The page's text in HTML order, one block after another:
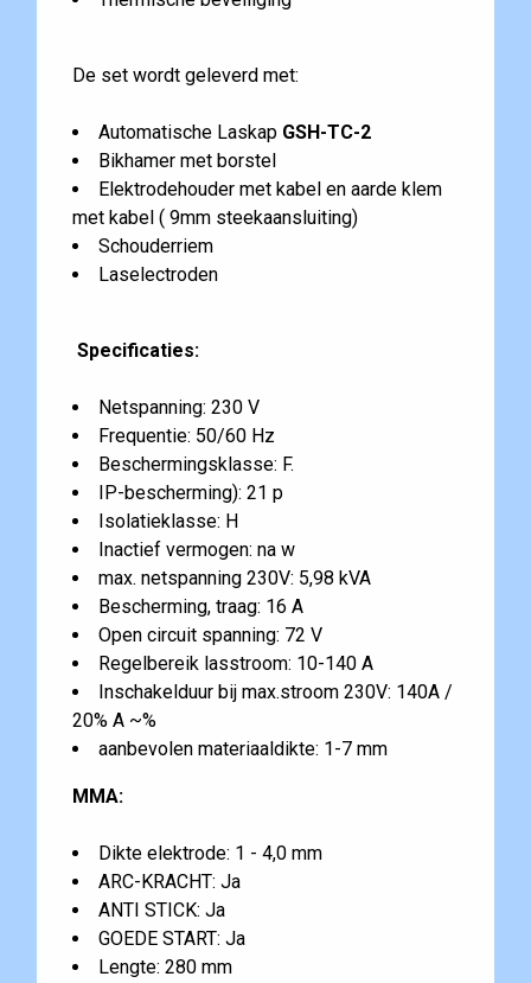
De set wordt geleverd met:
Automatische Laskap GSH-TC-2
Bikhamer met borstel
Elektrodehouder met kabel en aarde klem
met kabel ( 9mm steekaansluiting)
Schouderriem
Laselectroden
Specificaties:
Netspanning: 230 V
Frequentie: 50/60 Hz
Beschermingsklasse: F.
IP-bescherming): 21 p
Isolatieklasse: H
Inactief vermogen: na w
max. netspanning 230V: 5,98 kVA
Bescherming, traag: 16 A
Open circuit spanning: 72 V
Regelbereik lasstroom: 10-140 A
Inschakelduur bij max.stroom 230V: 140A /
20% A ~%
aanbevolen materiaaldikte: 1-7 mm
MMA:
Dikte elektrode: 1 - 4,0 mm
ARC-KRACHT: Ja
ANTI STICK: Ja
GOEDE START: Ja
Lengte: 280 mm